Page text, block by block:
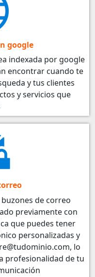
google
indexada por google
encontrar cuando te
y tus clientes
y servicios que
de correo
previamente con
que puedes tener
personalizadas y
lo
profesionalidad de tu